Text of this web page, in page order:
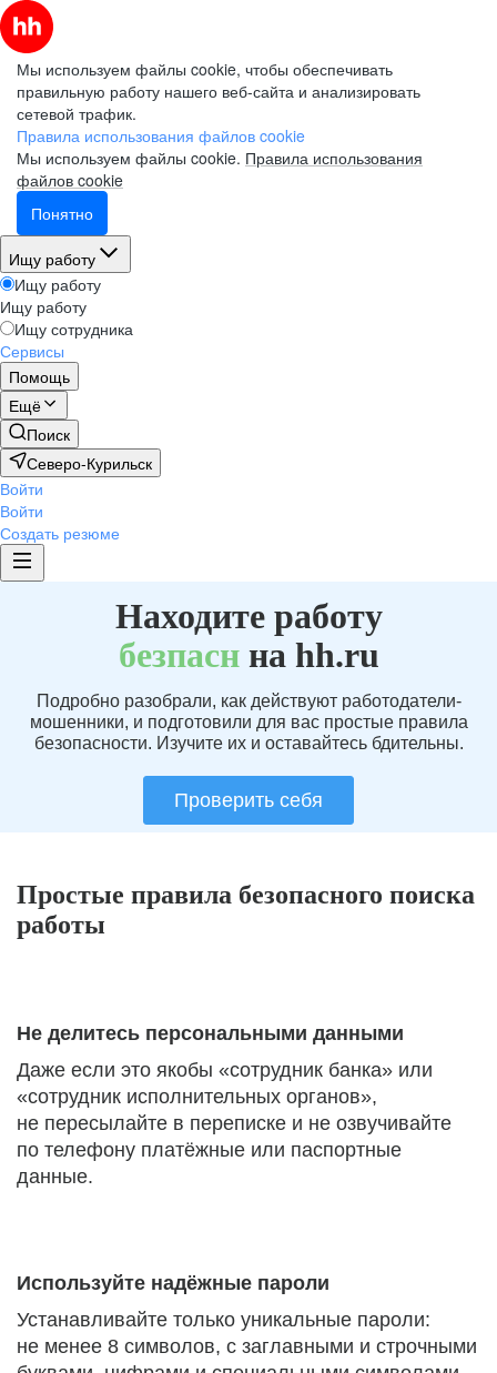
Мы используем файлы cookie, чтобы обеспечивать
правильную работу нашего веб-сайта и анализировать
сетевой трафик.
Правила использования файлов cookie
Мы используем файлы cookie. Правила использования
файлов cookie
Понятно
Ищу работу
Ищу работу
Ищу работу
Ищу сотрудника
Сервисы
Помощь
Ещё
Поиск
Северо-Курильск
Войти
Войти
Создать резюме
Находите работу
безпаснна hh.ru
Подробно разобрали, как действуют работодатели-
мошенники, и подготовили для вас простые правила
безопасности. Изучите их и оставайтесь бдительны.
Проверить себя
Простые правила безопасного поиска
работы
Не делитесь персональными данными
Даже если это якобы «сотрудник банка» или
«сотрудник исполнительных органов»,
не пересылайте в переписке и не озвучивайте
по телефону платёжные или паспортные
данные.
Используйте надёжные пароли
Устанавливайте только уникальные пароли:
не менее 8 символов, с заглавными и строчными